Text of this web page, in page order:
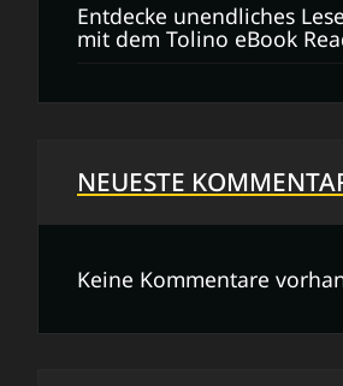
Entdecke unendliches
mit dem Tolino eBook
NEUESTE
Keine Kommentare